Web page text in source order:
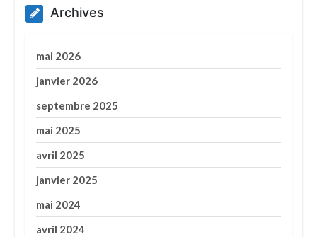
Archives
mai 2026
janvier 2026
septembre 2025
mai 2025
avril 2025
janvier 2025
mai 2024
avril 2024